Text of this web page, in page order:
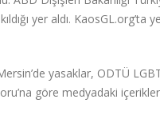
yer aldı. KaosGL.org’ta
yasaklar, ODTÜ
göre medyadaki